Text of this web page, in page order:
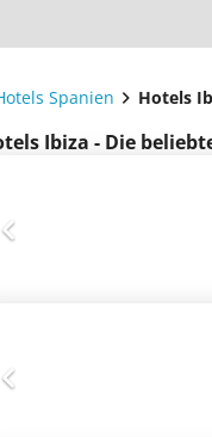
Spanien Hotels
Ibiza - Die